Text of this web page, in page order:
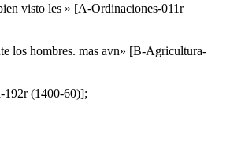
visto les » [A-Ordinaciones-011r
los hombres. mas avn» [B-Agricultura-
192r (1400-60)];